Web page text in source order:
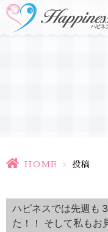
HOME > 投稿
ハピネスでは先週も
た！！ そして私もお